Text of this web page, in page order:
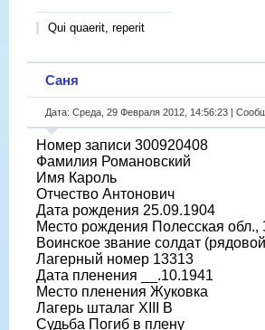
Qui quaerit, reperit
Саня
Дата: Среда, 29 Февраля 2012, 14:56:23 |
Номер записи 300920408
Фамилия Романовский
Имя Кароль
Отчество Антонович
Дата рождения 25.09.1904
Место рождения Полесская обл.,
Воинское звание солдат
Лагерный номер 13313
Дата пленения __.10.1941
Место пленения Жуковка
Лагерь шталаг XIII B
Судьба Погиб в плену